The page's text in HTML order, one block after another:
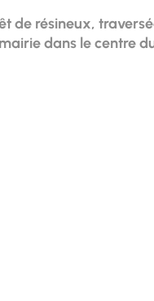
de résineux,
dans le centre